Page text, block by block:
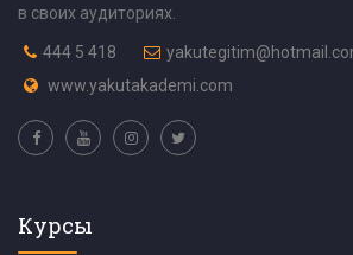
в своих аудиториях.
444 5 418
www.yakutakademi.com
Курсы